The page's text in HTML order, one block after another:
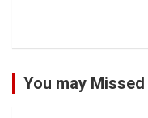
You may Missed